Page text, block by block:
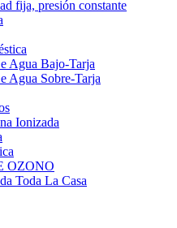
fija, presión constante
Agua Bajo-Tarja
Agua Sobre-Tarja
Ionizada
OZONO
Toda La Casa